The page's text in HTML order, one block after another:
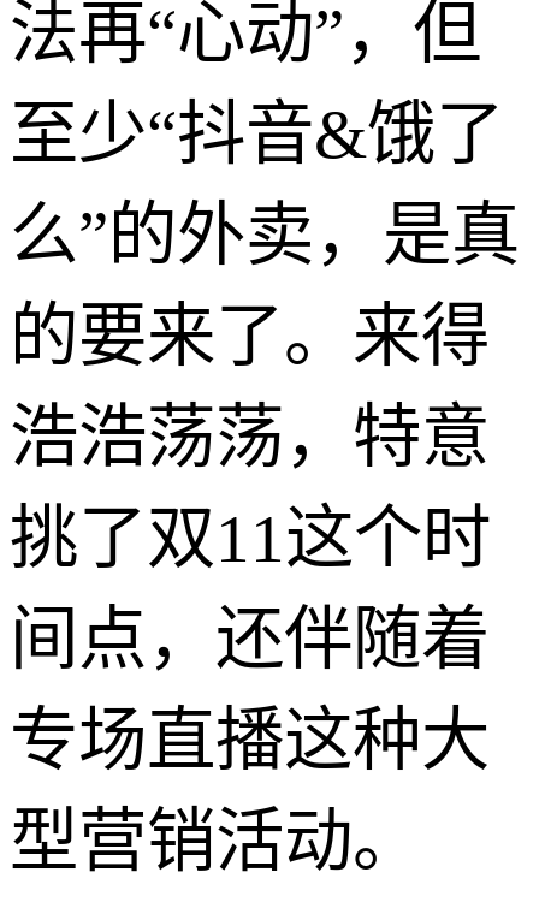
法再“心动”，但
至少“抖音&饿了
么”的外卖，是真
的要来了。来得
浩浩荡荡，特意
挑了双11这个时
间点，还伴随着
专场直播这种大
型营销活动。